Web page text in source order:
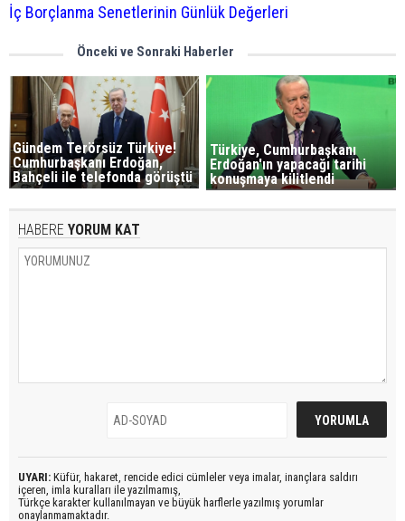
İç Borçlanma Senetlerinin Günlük Değerleri
Önceki ve Sonraki Haberler
Gündem Terörsüz Türkiye!
Cumhurbaşkanı Erdoğan,
Bahçeli ile telefonda görüştü
Türkiye, Cumhurbaşkanı
Erdoğan'ın yapacağı tarihi
konuşmaya kilitlendi
HABERE YORUM KAT
UYARI: Küfür, hakaret, rencide edici cümleler veya imalar, inançlara saldırı
içeren, imla kuralları ile yazılmamış,
Türkçe karakter kullanılmayan ve büyük harflerle yazılmış yorumlar
onaylanmamaktadır.